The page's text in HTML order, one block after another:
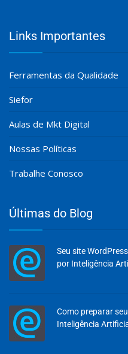
Links Importantes
Ferramentas da Qualidade
Siefor
Aulas de Mkt Digital
Nossas Políticas
Trabalhe Conosco
Últimas do Blog
Seu site
por Inteligência
Como preparar
Inteligência